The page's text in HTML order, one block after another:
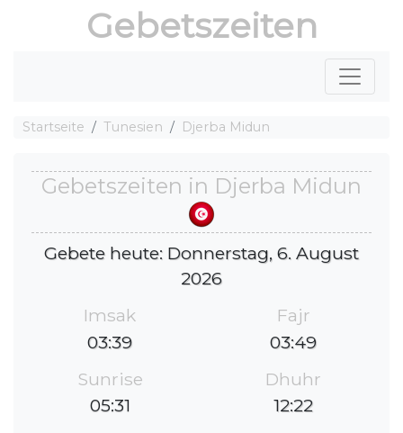
Gebetszeiten
Startseite Tunesien Djerba Midun
Gebetszeiten in Djerba Midun
Gebete heute: Donnerstag, 6. August
2026
Imsak
03:39
Fajr
03:49
Sunrise
05:31
Dhuhr
12:22